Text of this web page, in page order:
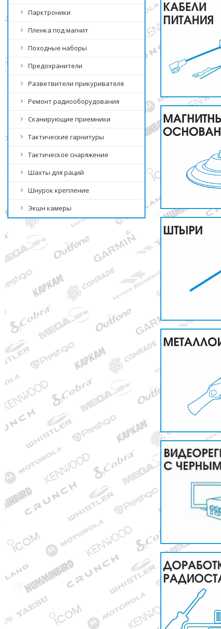
Парктроники
Пленка под магнит
Походные наборы
Предохранители
Разветвители прикуривателя
Ремонт радиооборудования
Сканирующие приемники
Тактические гарнитуры
Тактическое снаряжение
Шахты для раций
Шнурок крепление
Экшн камеры